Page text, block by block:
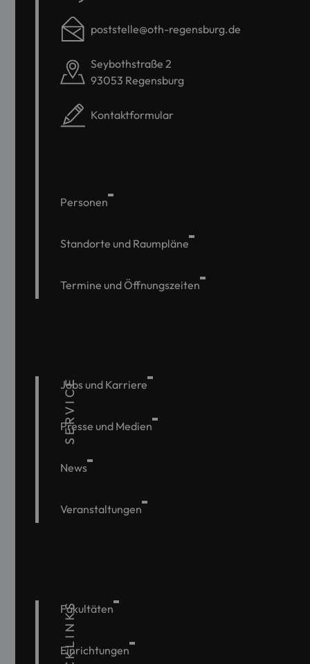
poststelle@oth-regensburg.de
Seybothstraße 2
93053 Regensburg
Kontaktformular
Personen
Standorte und Raumpläne
Termine und Öffnungszeiten
SERVICE
Jobs und Karriere
Presse und Medien
News
Veranstaltungen
Fakultäten
Einrichtungen